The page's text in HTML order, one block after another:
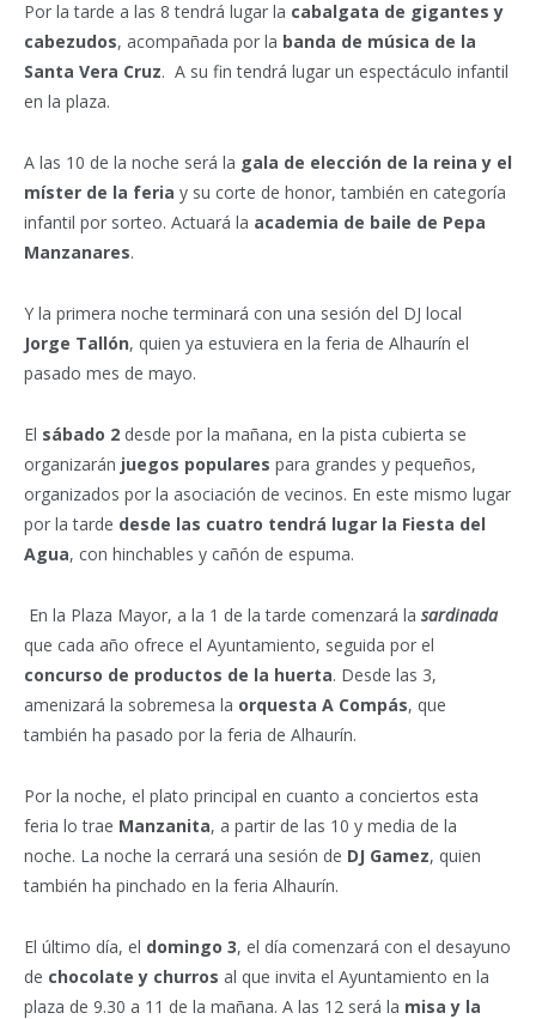
Por la tarde a las 8 tendrá lugar la cabalgata de gigantes y
cabezudos, acompañada por la banda de música de la
Santa Vera Cruz. A su fin tendrá lugar un espectáculo infantil
en la plaza.
A las 10 de la noche será la gala de elección de la reina y el
míster de la feria y su corte de honor, también en categoría
infantil por sorteo. Actuará la academia de baile de Pepa
Manzanares.
Y la primera noche terminará con una sesión del DJ local
Jorge Tallón, quien ya estuviera en la feria de Alhaurín el
pasado mes de mayo.
El sábado 2 desde por la mañana, en la pista cubierta se
organizarán juegos populares para grandes y pequeños,
organizados por la asociación de vecinos. En este mismo lugar
por la tarde desde las cuatro tendrá lugar la Fiesta del
Agua, con hinchables y cañón de espuma.
En la Plaza Mayor, a la 1 de la tarde comenzará la sardinada
que cada año ofrece el Ayuntamiento, seguida por el
concurso de productos de la huerta. Desde las 3,
amenizará la sobremesa la orquesta A Compás, que
también ha pasado por la feria de Alhaurín.
Por la noche, el plato principal en cuanto a conciertos esta
feria lo trae Manzanita, a partir de las 10 y media de la
noche. La noche la cerrará una sesión de DJ Gamez, quien
también ha pinchado en la feria Alhaurín.
El último día, el domingo 3, el día comenzará con el desayuno
de chocolate y churros al que invita el Ayuntamiento en la
plaza de 9.30 a 11 de la mañana. A las 12 será la misa y la